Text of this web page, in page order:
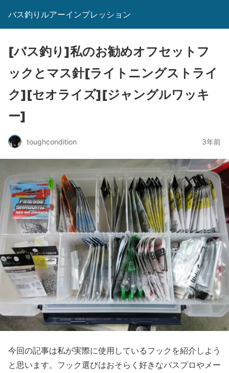
バス釣りルアーインプレッション
[バス釣り]私のお勧めオフセットフ
ックとマス針[ライトニングストライ
ク][セオライズ][ジャングルワッキ
ー]
toughcondition 3年前
今回の記事は私が実際に使用しているフックを紹介しよう
と思います。フック選びはおそらく好きなバスプロやメー